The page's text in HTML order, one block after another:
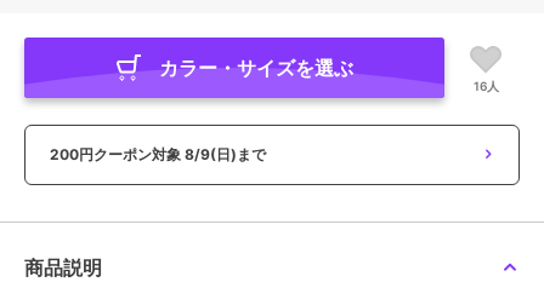
カラー・サイズを選ぶ
16人
200円クーポン対象 8/9(日)まで
商品説明